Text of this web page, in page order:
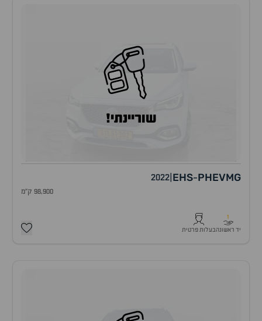
שוריינתי!
MG
EHS-PHEV
2022
98,900 ק"מ
1
יד ראשונהבעלות פרטית